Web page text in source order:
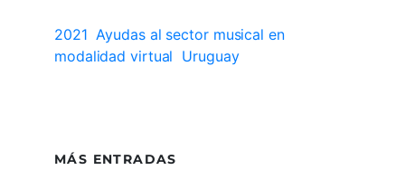
2021 Ayudas al sector musical en
modalidad virtual Uruguay
MÁS ENTRADAS